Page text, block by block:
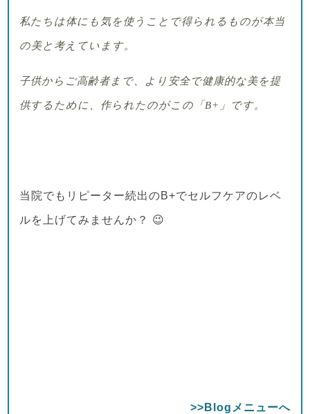
私たちは体にも気を使うことで得られるものが本当
の美と考えています。
子供からご高齢者まで、より安全で健康的な美を提
供するために、作られたのがこの「 B+ 」です。
当院でもリピーター続出のB+でセルフケアのレベ
ルを上げてみませんか？ 😉
>>Blogメニューへ